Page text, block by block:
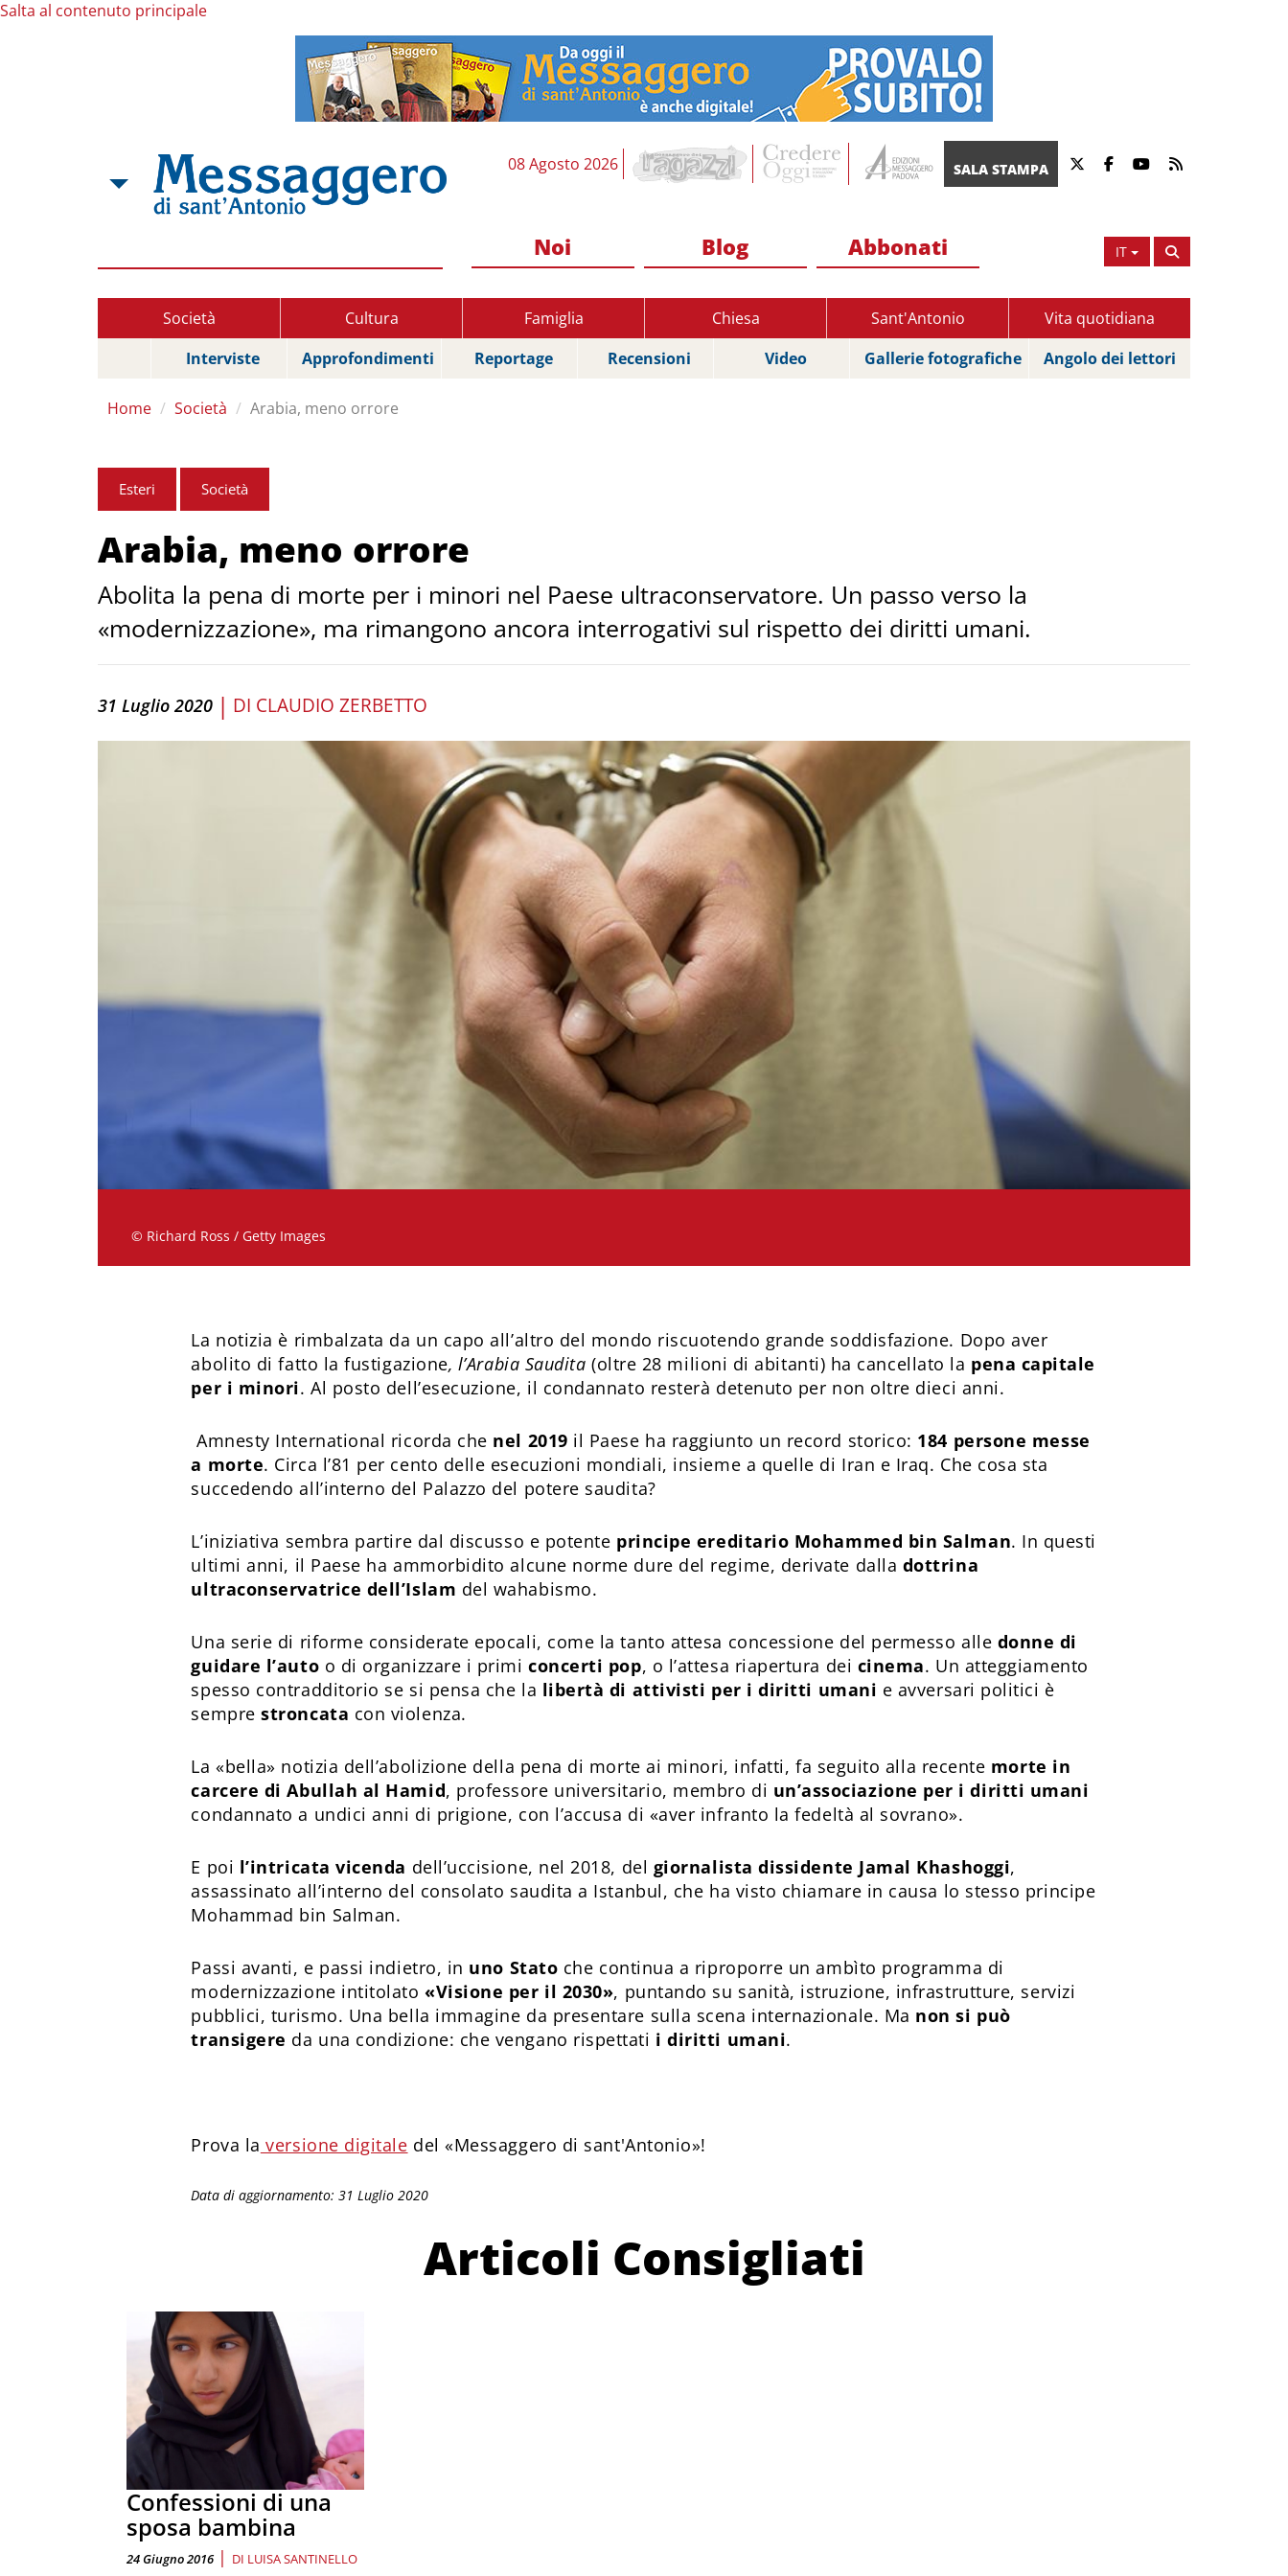
Salta al contenuto principale
08 Agosto 2026 SALA STAMPA
IT
Noi Blog Abbonati
Società Cultura Famiglia Chiesa Sant'Antonio
Vita quotidiana
Interviste
Approfondimenti Reportage Recensioni Video Gallerie fotografiche Angolo dei lettori
Home Società Arabia, meno orrore
Esteri Società
Arabia, meno orrore
Abolita la pena di morte per i minori nel Paese ultraconservatore. Un passo verso la
«modernizzazione», ma rimangono ancora interrogativi sul rispetto dei diritti umani.
31 Luglio 2020 | DI CLAUDIO ZERBETTO
© Richard Ross / Getty Images
La notizia è rimbalzata da un capo all’altro del mondo riscuotendo grande soddisfazione. Dopo aver
abolito di fatto la fustigazione, l’Arabia Saudita (oltre 28 milioni di abitanti) ha cancellato la pena capitale
per i minori. Al posto dell’esecuzione, il condannato resterà detenuto per non oltre dieci anni.
Amnesty International ricorda che nel 2019 il Paese ha raggiunto un record storico: 184 persone messe
a morte. Circa l’81 per cento delle esecuzioni mondiali, insieme a quelle di Iran e Iraq. Che cosa sta
succedendo all’interno del Palazzo del potere saudita?
L’iniziativa sembra partire dal discusso e potente principe ereditario Mohammed bin Salman. In questi
ultimi anni, il Paese ha ammorbidito alcune norme dure del regime, derivate dalla dottrina
ultraconservatrice dell’Islam del wahabismo.
Una serie di riforme considerate epocali, come la tanto attesa concessione del permesso alle donne di
guidare l’auto o di organizzare i primiconcerti pop, o l’attesa riapertura dei cinema. Un atteggiamento
spesso contradditorio se si pensa che la libertà di attivisti per i diritti umani e avversari politici è
semprestroncata con violenza.
La «bella» notizia dell’abolizione della pena di morte ai minori, infatti, fa seguito alla recente morte in
carcere di Abullah al Hamid, professore universitario, membro di un’associazione per i diritti umani
condannato a undici anni di prigione, con l’accusa di «aver infranto la fedeltà al sovrano».
E poi l’intricata vicenda dell’uccisione, nel 2018, del giornalista dissidente Jamal Khashoggi,
assassinato all’interno del consolato saudita a Istanbul, che ha visto chiamare in causa lo stesso principe
Mohammad bin Salman.
Passi avanti, e passi indietro, in uno Stato che continua a riproporre un ambìto programma di
modernizzazione intitolato «Visione per il 2030», puntando su sanità, istruzione, infrastrutture, servizi
pubblici, turismo. Una bella immagine da presentare sulla scena internazionale. Ma non si può
transigere da una condizione: che vengano rispettati i diritti umani.
Prova la versione digitale del «Messaggero di sant'Antonio»!
Data di aggiornamento: 31 Luglio 2020
Articoli Consigliati
Confessioni di una
sposa bambina
24 Giugno 2016 | DI LUISA SANTINELLO